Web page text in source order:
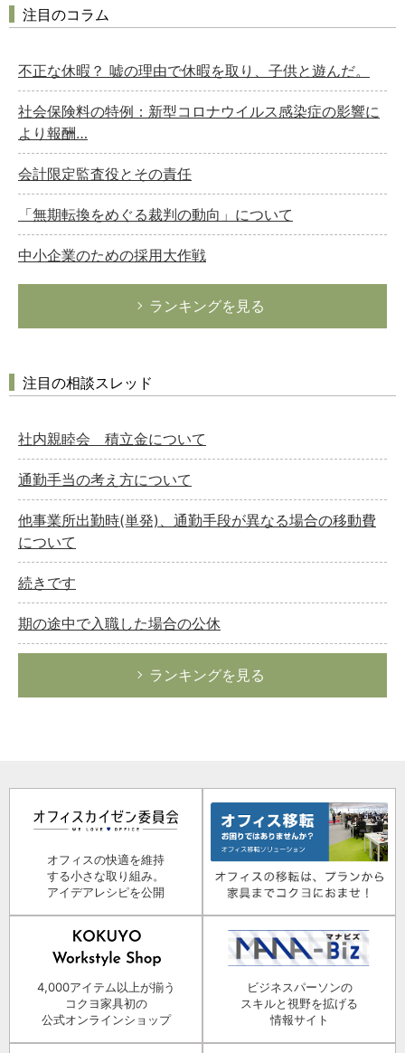
注目のコラム
不正な休暇？ 嘘の理由で休暇を取り、子供と遊んだ。
社会保険料の特例：新型コロナウイルス感染症の影響に
より報酬…
会計限定監査役とその責任
「無期転換をめぐる裁判の動向」について
中小企業のための採用大作戦
ランキングを見る
注目の相談スレッド
社内親睦会 積立金について
通勤手当の考え方について
他事業所出勤時(単発)、通勤手段が異なる場合の移動費
について
続きです
期の途中で入職した場合の公休
ランキングを見る
オフィスの快適を維持
する小さな取り組み。
アイデアレシピを公開
4,000アイテム以上が揃う
コクヨ家具初の
公式オンラインショップ
ビジネスパーソンの
スキルと視野を拡げる
情報サイト